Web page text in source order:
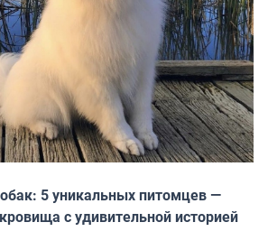
5 уникальных питомцев —
с удивительной историей